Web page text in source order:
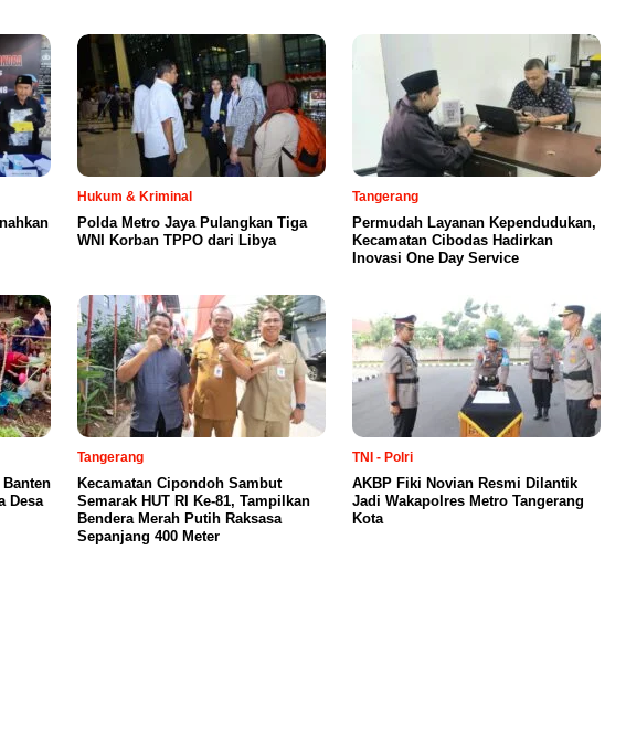
Hukum & Kriminal
Polda Metro Jaya Pulangkan Tiga
WNI Korban TPPO dari Libya
Tangerang
Permudah Layanan Kependudukan,
Kecamatan Cibodas Hadirkan
Inovasi One Day Service
Desa
Tangerang
Kecamatan Cipondoh Sambut
Semarak HUT RI Ke-81, Tampilkan
Bendera Merah Putih Raksasa
Sepanjang 400 Meter
TNI - Polri
AKBP Fiki Novian Resmi Dilantik
Jadi Wakapolres Metro Tangerang
Kota